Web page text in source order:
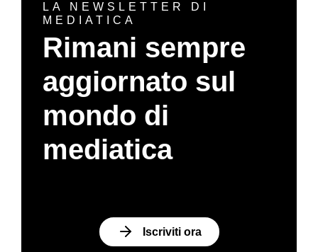
LA NEWSLETTER DI
MEDIATICA
Rimani sempre
aggiornato sul
mondo di
mediatica
Iscriviti ora